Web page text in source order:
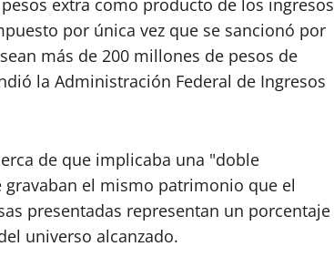
por única vez que se sancionó por
más de 200 millones de pesos de
la Administración Federal de Ingresos
de que implicaba una "doble
el mismo patrimonio que el
presentadas representan un porcentaje
universo alcanzado.